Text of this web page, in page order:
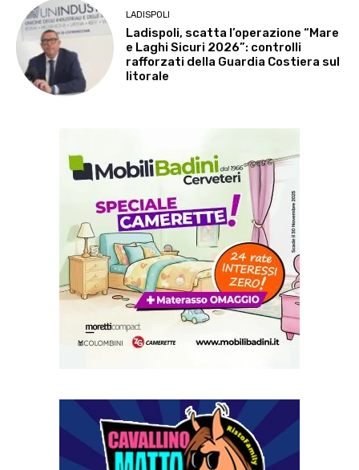
LADISPOLI
Ladispoli, scatta l’operazione “Mare
e Laghi Sicuri 2026”: controlli
rafforzati della Guardia Costiera sul
litorale